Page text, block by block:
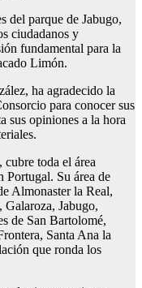
del parque de Jabugo,
ciudadanos y
fundamental para la
Limón.
ha agradecido la
para conocer sus
sus opiniones a la hora
toda el área
Portugal. Su área de
Almonaster la Real,
Jabugo,
de San Bartolomé,
Santa Ana la
que ronda los